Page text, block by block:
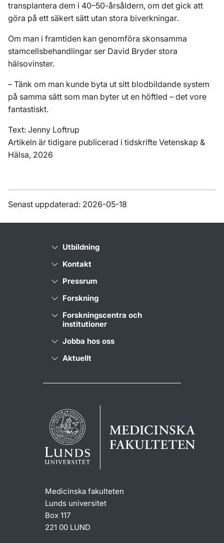
transplantera dem i 40–50-årsåldern, om det gick att
göra på ett säkert sätt utan stora biverkningar.
Om man i framtiden kan genomföra skonsamma
stamcellsbehandlingar ser David Bryder stora
hälsovinster.
– Tänk om man kunde byta ut sitt blodbildande system
på samma sätt som man byter ut en höftled – det vore
fantastiskt.
Text: Jenny Loftrup
Artikeln är tidigare publicerad i tidskrifte Vetenskap &
Hälsa, 2026
Senast uppdaterad: 2026-05-18
Utbildning
Kontakt
Pressrum
Forskning
Forskningscentra och
institutioner
Jobba hos oss
Aktuellt
Medicinska fakulteten
Lunds universitet
Box 117
221 00 LUND